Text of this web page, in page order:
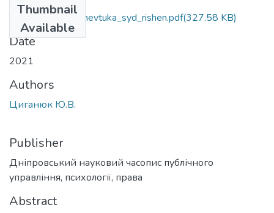
Thumbnail
Available
Tsyganiuk_germenevtuka_syd_rishen.pdf(327.58 KB)
Date
2021
Authors
Циганюк Ю.В.
Publisher
Дніпровський науковий часопис публічного
управління, психології, права
Abstract